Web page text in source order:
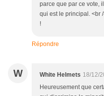
parce que par ce vote,
qui est le principal. <br
!
Répondre
W White Helmets 18/12/
Heureusement que